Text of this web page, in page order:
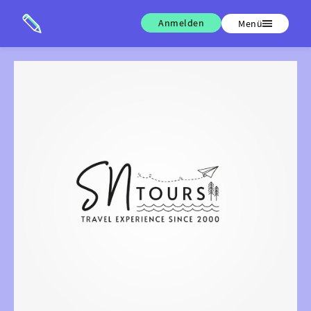
Anmelden Menü